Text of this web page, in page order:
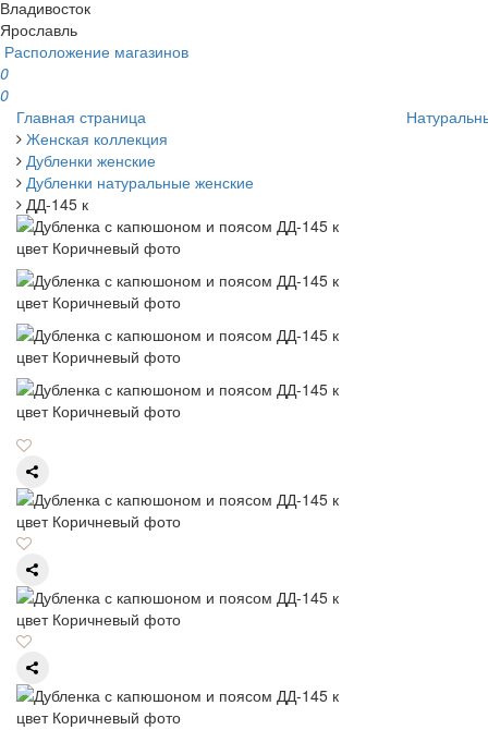
Владивосток
Ярославль
Расположение магазинов
0
0
Главная страница
Женская коллекция
Дубленки женские
Дубленки натуральные женские
ДД-145 к